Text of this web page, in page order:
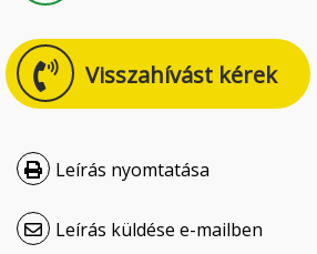
Hrvatski
Čeština
Nederlands
Visszahívást kérek
Leírás nyomtatása
Leírás küldése e-mailben